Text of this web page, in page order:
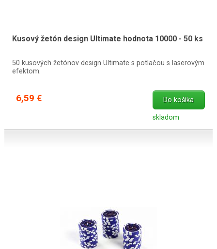
Kusový žetón design Ultimate hodnota 10000 - 50 ks
50 kusových žetónov design Ultimate s potlačou s laserovým
efektom.
6,59 € Do košíka
skladom